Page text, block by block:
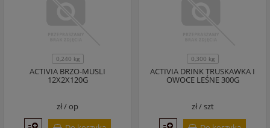
0,240 kg
ACTIVIA BRZO-MUSLI
12X2X120G
zł /op
0,300 kg
ACTIVIA DRINK TRUSKAWKA I
OWOCE LEŚNE 300G
zł /szt